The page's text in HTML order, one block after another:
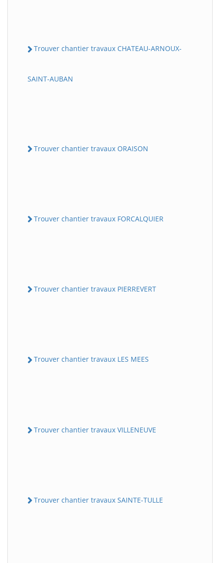
Trouver chantier travaux CHATEAU-ARNOUX-
SAINT-AUBAN
Trouver chantier travaux ORAISON
Trouver chantier travaux FORCALQUIER
Trouver chantier travaux PIERREVERT
Trouver chantier travaux LES MEES
Trouver chantier travaux VILLENEUVE
Trouver chantier travaux SAINTE-TULLE